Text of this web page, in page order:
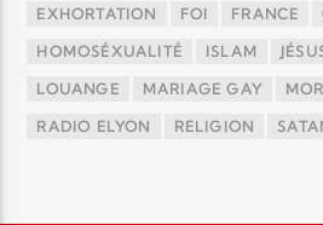
EXHORTATION FOI FRANCE
HOMOSÉXUALITÉ ISLAM
LOUANGE MARIAGE GAY
RADIO ELYON RELIGION